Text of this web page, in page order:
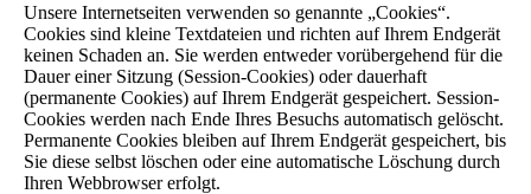
Unsere Internetseiten verwenden so genannte „Cookies“.
Cookies sind kleine Textdateien und richten auf Ihrem Endgerät
keinen Schaden an. Sie werden entweder vorübergehend für die
Dauer einer Sitzung (Session-Cookies) oder dauerhaft
(permanente Cookies) auf Ihrem Endgerät gespeichert. Session-
Cookies werden nach Ende Ihres Besuchs automatisch gelöscht.
Permanente Cookies bleiben auf Ihrem Endgerät gespeichert, bis
Sie diese selbst löschen oder eine automatische Löschung durch
Ihren Webbrowser erfolgt.